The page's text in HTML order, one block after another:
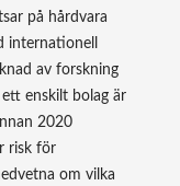
på hårdvara
internationell
av forskning
enskilt bolag är
2020
risk för
om vilka